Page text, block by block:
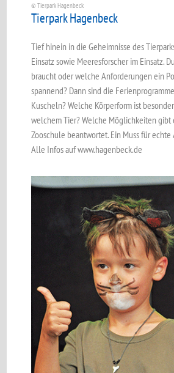
© Tierpark Hagenbeck
Tierpark Hagenbeck
Tief hinein in die Geheimnisse des
Einsatz sowie Meeresforscher im Einsatz.
braucht oder welche Anforderungen ein
spannend? Dann sind die
Kuscheln? Welche Körperform ist
welchem Tier? Welche Möglichkeiten gibt
Zooschule beantwortet. Ein Muss für
Alle Infos auf www.hagenbeck.de